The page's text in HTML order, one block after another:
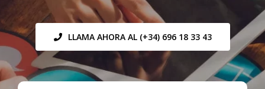
LLAMA AHORA AL (+34) 696 18 33 43